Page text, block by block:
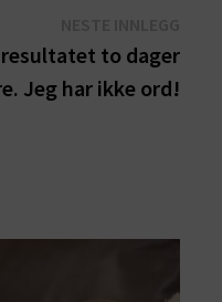
resultatet to dager
Jeg har ikke ord!